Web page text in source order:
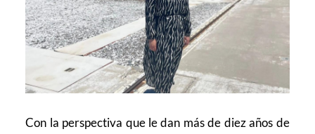
Con la perspectiva que le dan más de diez años de